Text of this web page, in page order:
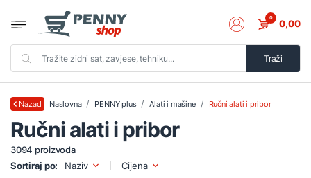
Traži
0 0,00
Nazad Naslovna PENNY plus Alati i mašine Ručni alati i pribor
Ručni alati i pribor
3094 proizvoda
Sortiraj po:
Naziv Cijena